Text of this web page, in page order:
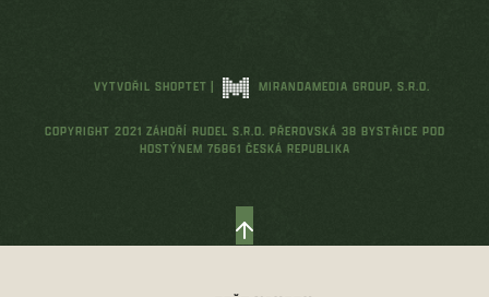
VYTVOŘIL SHOPTET | MIRANDAMEDIA GROUP, S.R.O.
COPYRIGHT 2021 ZÁHOŘÍ RUDEL S.R.O. PŘEROVSKÁ 38 BYSTŘICE POD
HOSTÝNEM 76861 ČESKÁ REPUBLIKA